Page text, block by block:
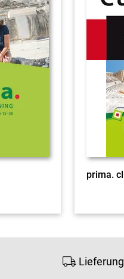
Lieferung